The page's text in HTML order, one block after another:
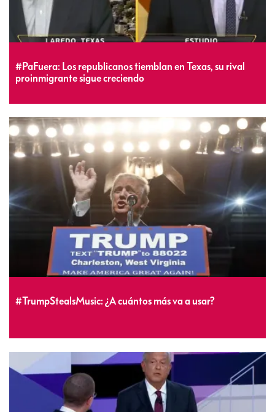
#PaFuera: Los republicanos tiemblan en Texas, su rival
proinmigrante sigue creciendo
#TrumpStealsMusic: ¿A cuántos más va a usar?